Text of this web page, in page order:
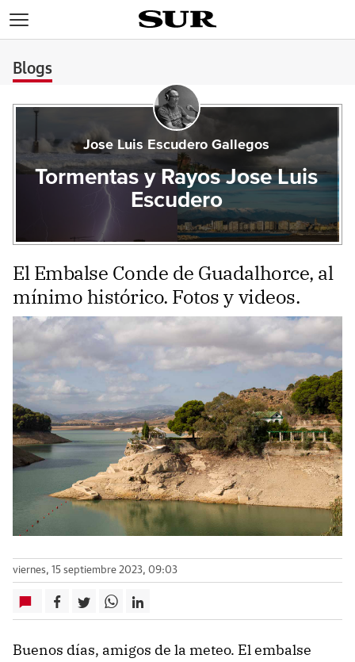
Blogs
Jose Luis Escudero Gallegos
Tormentas y Rayos Jose Luis
Escudero
El Embalse Conde de Guadalhorce, al
mínimo histórico. Fotos y videos.
viernes, 15 septiembre 2023, 09:03
Buenos días, amigos de la meteo. El embalse